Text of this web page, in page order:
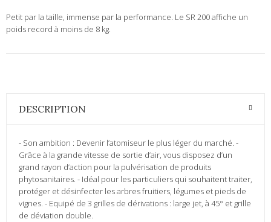
Petit par la taille, immense par la performance. Le SR 200 affiche un
poids record à moins de 8 kg.
DESCRIPTION
- Son ambition : Devenir l’atomiseur le plus léger du marché. -
Grâce à la grande vitesse de sortie d’air, vous disposez d’un
grand rayon d’action pour la pulvérisation de produits
phytosanitaires. - Idéal pour les particuliers qui souhaitent traiter,
protéger et désinfecter les arbres fruitiers, légumes et pieds de
vignes. - Equipé de 3 grilles de dérivations : large jet, à 45° et grille
de déviation double.